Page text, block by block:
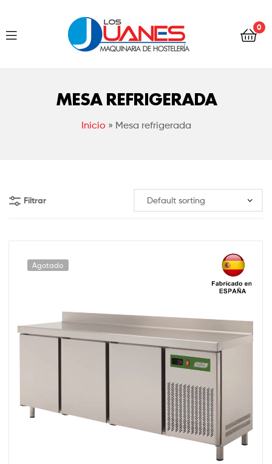
Los
Juanes
0
MESA REFRIGERADA
Inicio » Mesa refrigerada
Los
Filtrar
Agotado